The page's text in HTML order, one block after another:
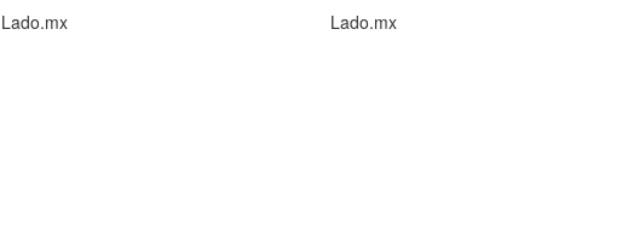
Lado.mx
Lado.mx